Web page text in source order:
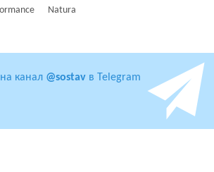
Natura
канал @sostav в Telegram